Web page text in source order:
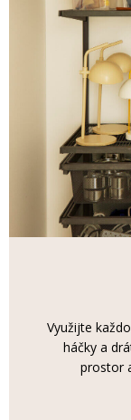
Využijte
háčky a
prostor